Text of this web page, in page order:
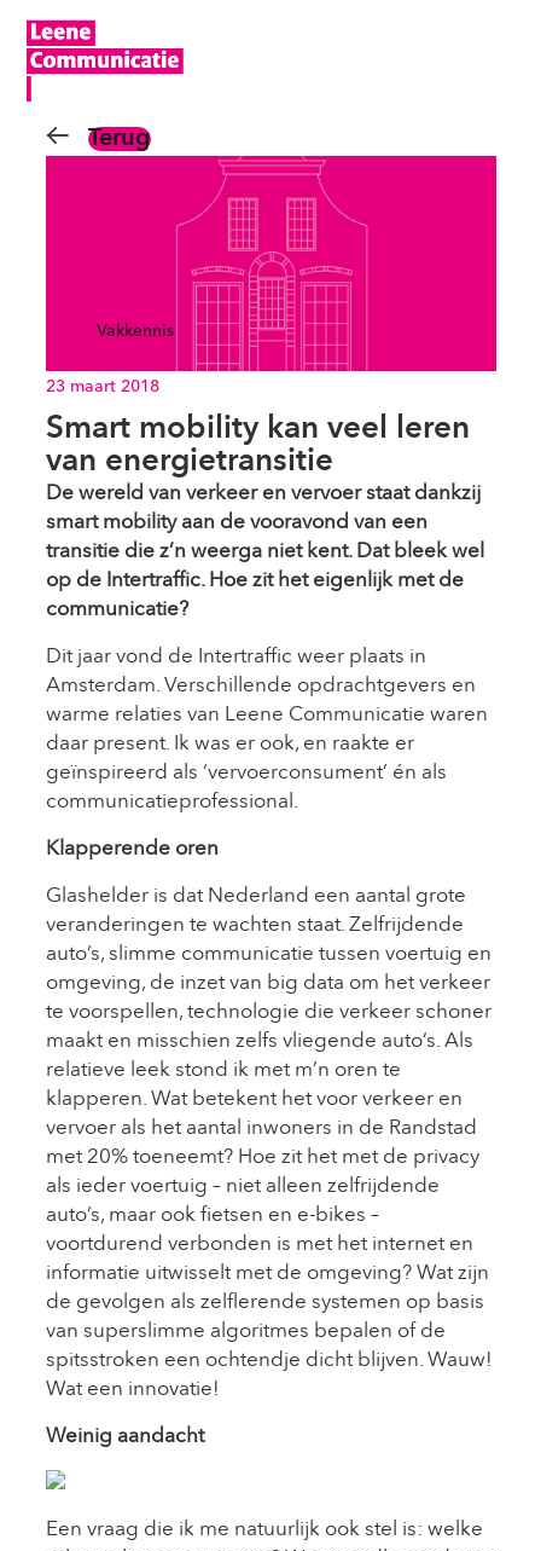
Terug
Vakkennis
23 maart 2018
Smart mobility kan veel leren
van energietransitie
De wereld van verkeer en vervoer staat dankzij
smart mobility aan de vooravond van een
transitie die z’n weerga niet kent. Dat bleek wel
op de Intertraffic. Hoe zit het eigenlijk met de
communicatie?
Dit jaar vond de Intertraffic weer plaats in
Amsterdam. Verschillende opdrachtgevers en
warme relaties van Leene Communicatie waren
daar present. Ik was er ook, en raakte er
geïnspireerd als ‘vervoerconsument’ én als
communicatieprofessional.
Klapperende oren
Glashelder is dat Nederland een aantal grote
veranderingen te wachten staat. Zelfrijdende
auto’s, slimme communicatie tussen voertuig en
omgeving, de inzet van big data om het verkeer
te voorspellen, technologie die verkeer schoner
maakt en misschien zelfs vliegende auto’s. Als
relatieve leek stond ik met m’n oren te
klapperen. Wat betekent het voor verkeer en
vervoer als het aantal inwoners in de Randstad
met 20% toeneemt? Hoe zit het met de privacy
als ieder voertuig – niet alleen zelfrijdende
auto’s, maar ook fietsen en e-bikes –
voortdurend verbonden is met het internet en
informatie uitwisselt met de omgeving? Wat zijn
de gevolgen als zelflerende systemen op basis
van superslimme algoritmes bepalen of de
spitsstroken een ochtendje dicht blijven. Wauw!
Wat een innovatie!
Weinig aandacht
Een vraag die ik me natuurlijk ook stel is: welke